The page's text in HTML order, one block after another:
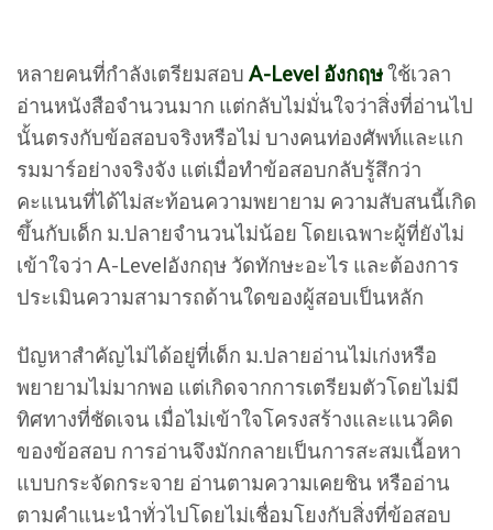
หลายคนที่กำลังเตรียมสอบ A-Level อังกฤษใช้เวลา
อ่านหนังสือจำนวนมาก แต่กลับไม่มั่นใจว่าสิ่งที่อ่านไป
นั้นตรงกับข้อสอบจริงหรือไม่ บางคนท่องศัพท์และแก
รมมาร์อย่างจริงจัง แต่เมื่อทำข้อสอบกลับรู้สึกว่า
คะแนนที่ได้ไม่สะท้อนความพยายาม ความสับสนนี้เกิด
ขึ้นกับเด็ก ม.ปลายจำนวนไม่น้อย โดยเฉพาะผู้ที่ยังไม่
เข้าใจว่า A-Levelอังกฤษ วัดทักษะอะไร และต้องการ
ประเมินความสามารถด้านใดของผู้สอบเป็นหลัก
ปัญหาสำคัญไม่ได้อยู่ที่เด็ก ม.ปลายอ่านไม่เก่งหรือ
พยายามไม่มากพอ แต่เกิดจากการเตรียมตัวโดยไม่มี
ทิศทางที่ชัดเจน เมื่อไม่เข้าใจโครงสร้างและแนวคิด
ของข้อสอบ การอ่านจึงมักกลายเป็นการสะสมเนื้อหา
แบบกระจัดกระจาย อ่านตามความเคยชิน หรืออ่าน
ตามคำแนะนำทั่วไปโดยไม่เชื่อมโยงกับสิ่งที่ข้อสอบ